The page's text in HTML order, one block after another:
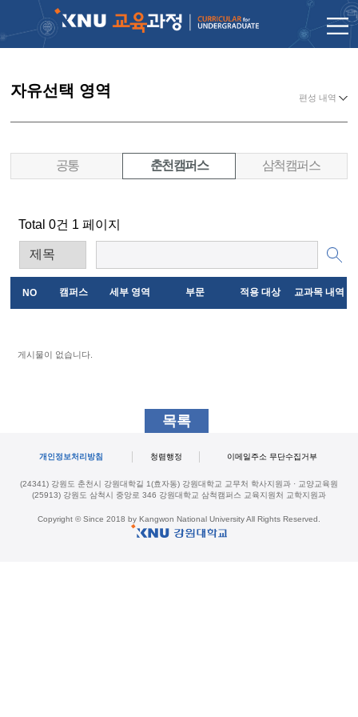
자유선택 영역 편성 내역
공통 춘천캠퍼스 삼척캠퍼스
Total 0건 1 페이지
NO 캠퍼스 세부 영역 부문 적용 대상 교과목 내역
게시물이 없습니다.
목록
개인정보처리방침 청렴행정 이메일주소 무단수집거부
(24341) 강원도 춘천시 강원대학길 1(효자동) 강원대학교 교무처 학사지원과 · 교양교육원
(25913) 강원도 삼척시 중앙로 346 강원대학교 삼척캠퍼스 교육지원처 교학지원과
Copyright © Since 2018 by Kangwon National University All Rights Reserved.